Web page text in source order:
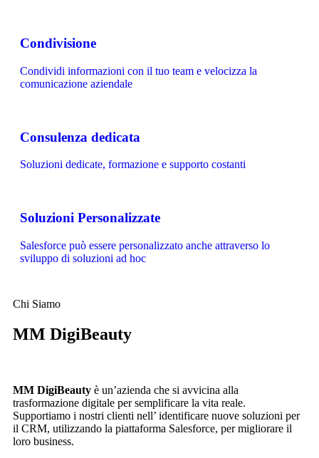
Condivisione
Condividi informazioni con il tuo team e velocizza la
comunicazione aziendale
Consulenza dedicata
Soluzioni dedicate, formazione e supporto costanti
Soluzioni Personalizzate
Salesforce può essere personalizzato anche attraverso lo
sviluppo di soluzioni ad hoc
Chi Siamo
MM DigiBeauty
MM DigiBeauty è un’azienda che si avvicina alla
trasformazione digitale per semplificare la vita reale.
Supportiamo i nostri clienti nell’ identificare nuove soluzioni per
il CRM, utilizzando la piattaforma Salesforce, per migliorare il
loro business.